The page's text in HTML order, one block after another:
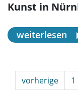
Kunst in
weiterlesen
vorherige 1